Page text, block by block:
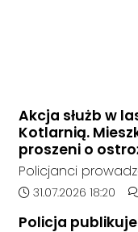
Akcja służb w
Kotlarnią.
proszeni o
Policjanci
terenie
Data dodania
31.07.2026 18:20
Policja